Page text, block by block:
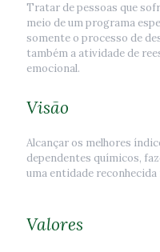
Tratar de pessoas que
meio de um programa
somente o processo de
também a atividade de
emocional.
Visão
Alcançar os melhores
dependentes químicos,
uma entidade
Valores